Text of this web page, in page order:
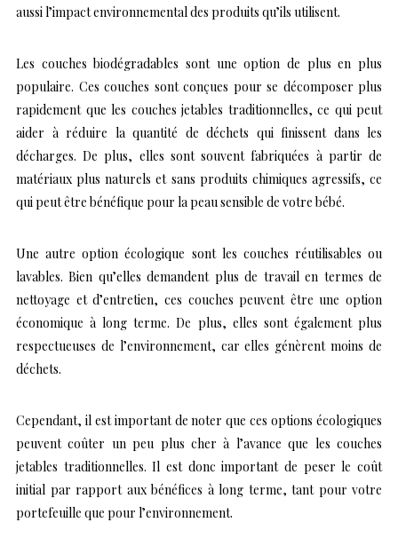
aussi l’impact environnemental des produits qu’ils utilisent.
Les couches biodégradables sont une option de plus en plus
populaire. Ces couches sont conçues pour se décomposer plus
rapidement que les couches jetables traditionnelles, ce qui peut
aider à réduire la quantité de déchets qui finissent dans les
décharges. De plus, elles sont souvent fabriquées à partir de
matériaux plus naturels et sans produits chimiques agressifs, ce
qui peut être bénéfique pour la peau sensible de votre bébé.
Une autre option écologique sont les couches réutilisables ou
lavables. Bien qu’elles demandent plus de travail en termes de
nettoyage et d’entretien, ces couches peuvent être une option
économique à long terme. De plus, elles sont également plus
respectueuses de l’environnement, car elles génèrent moins de
déchets.
Cependant, il est important de noter que ces options écologiques
peuvent coûter un peu plus cher à l’avance que les couches
jetables traditionnelles. Il est donc important de peser le coût
initial par rapport aux bénéfices à long terme, tant pour votre
portefeuille que pour l’environnement.